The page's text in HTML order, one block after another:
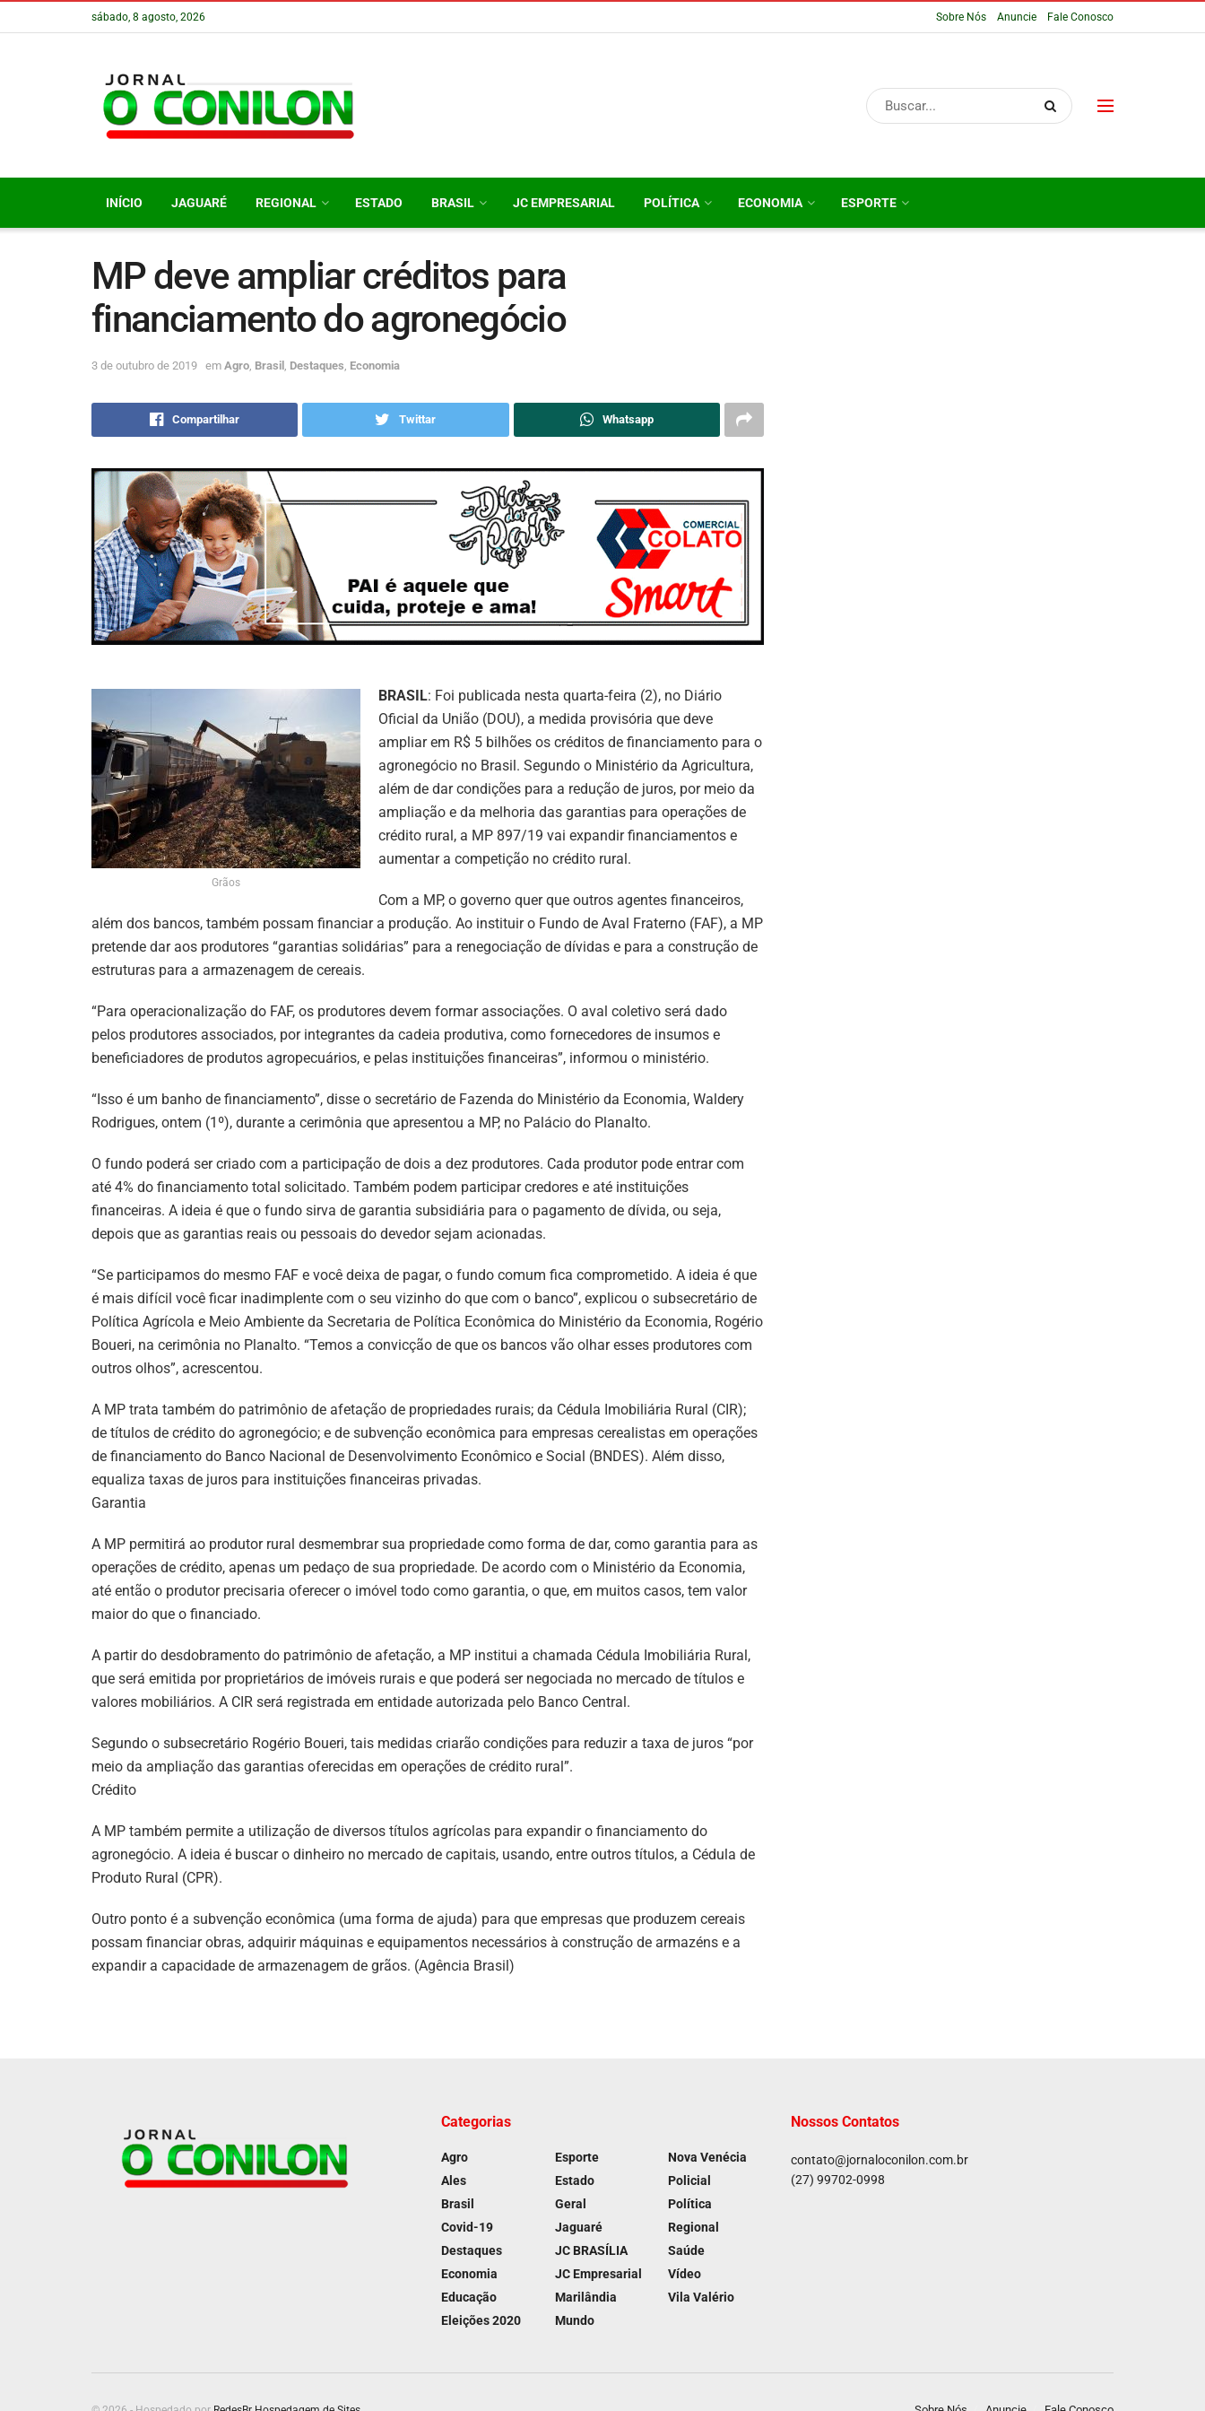
sábado, 8 agosto, 2026 Sobre Nós Anuncie Fale Conosco
INÍCIO JAGUARÉ REGIONAL ESTADO BRASIL JC EMPRESARIAL POLÍTICA ECONOMIA ESPORTE
MP deve ampliar créditos para
financiamento do agronegócio
3 de outubro de 2019 em Agro Brasil Destaques Economia
Compartilhar Twittar Whatsapp
Grãos
BRASIL: Foi publicada nesta quarta-feira (2), no Diário
Oficial da União (DOU), a medida provisória que deve
ampliar em R$ 5 bilhões os créditos de financiamento para o
agronegócio no Brasil. Segundo o Ministério da Agricultura,
além de dar condições para a redução de juros, por meio da
ampliação e da melhoria das garantias para operações de
crédito rural, a MP 897/19 vai expandir financiamentos e
aumentar a competição no crédito rural.
Com a MP, o governo quer que outros agentes financeiros,
além dos bancos, também possam financiar a produção. Ao instituir o Fundo de Aval Fraterno (FAF), a MP
pretende dar aos produtores “garantias solidárias” para a renegociação de dívidas e para a construção de
estruturas para a armazenagem de cereais.
“Para operacionalização do FAF, os produtores devem formar associações. O aval coletivo será dado
pelos produtores associados, por integrantes da cadeia produtiva, como fornecedores de insumos e
beneficiadores de produtos agropecuários, e pelas instituições financeiras”, informou o ministério.
“Isso é um banho de financiamento”, disse o secretário de Fazenda do Ministério da Economia, Waldery
Rodrigues, ontem (1º), durante a cerimônia que apresentou a MP, no Palácio do Planalto.
O fundo poderá ser criado com a participação de dois a dez produtores. Cada produtor pode entrar com
até 4% do financiamento total solicitado. Também podem participar credores e até instituições
financeiras. A ideia é que o fundo sirva de garantia subsidiária para o pagamento de dívida, ou seja,
depois que as garantias reais ou pessoais do devedor sejam acionadas.
“Se participamos do mesmo FAF e você deixa de pagar, o fundo comum fica comprometido. A ideia é que
é mais difícil você ficar inadimplente com o seu vizinho do que com o banco”, explicou o subsecretário de
Política Agrícola e Meio Ambiente da Secretaria de Política Econômica do Ministério da Economia, Rogério
Boueri, na cerimônia no Planalto. “Temos a convicção de que os bancos vão olhar esses produtores com
outros olhos”, acrescentou.
A MP trata também do patrimônio de afetação de propriedades rurais; da Cédula Imobiliária Rural (CIR);
de títulos de crédito do agronegócio; e de subvenção econômica para empresas cerealistas em operações
de financiamento do Banco Nacional de Desenvolvimento Econômico e Social (BNDES). Além disso,
equaliza taxas de juros para instituições financeiras privadas.
Garantia
A MP permitirá ao produtor rural desmembrar sua propriedade como forma de dar, como garantia para as
operações de crédito, apenas um pedaço de sua propriedade. De acordo com o Ministério da Economia,
até então o produtor precisaria oferecer o imóvel todo como garantia, o que, em muitos casos, tem valor
maior do que o financiado.
A partir do desdobramento do patrimônio de afetação, a MP institui a chamada Cédula Imobiliária Rural,
que será emitida por proprietários de imóveis rurais e que poderá ser negociada no mercado de títulos e
valores mobiliários. A CIR será registrada em entidade autorizada pelo Banco Central.
Segundo o subsecretário Rogério Boueri, tais medidas criarão condições para reduzir a taxa de juros “por
meio da ampliação das garantias oferecidas em operações de crédito rural”.
Crédito
A MP também permite a utilização de diversos títulos agrícolas para expandir o financiamento do
agronegócio. A ideia é buscar o dinheiro no mercado de capitais, usando, entre outros títulos, a Cédula de
Produto Rural (CPR).
Outro ponto é a subvenção econômica (uma forma de ajuda) para que empresas que produzem cereais
possam financiar obras, adquirir máquinas e equipamentos necessários à construção de armazéns e a
expandir a capacidade de armazenagem de grãos. (Agência Brasil)
Categorias
Agro
Ales
Brasil
Covid-19
Destaques
Economia
Educação
Eleições 2020
Esporte
Estado
Geral
Jaguaré
JC BRASÍLIA
JC Empresarial
Marilândia
Mundo
Nova Venécia
Policial
Política
Regional
Saúde
Vídeo
Vila Valério
Nossos Contatos
contato@jornaloconilon.com.br
(27) 99702-0998